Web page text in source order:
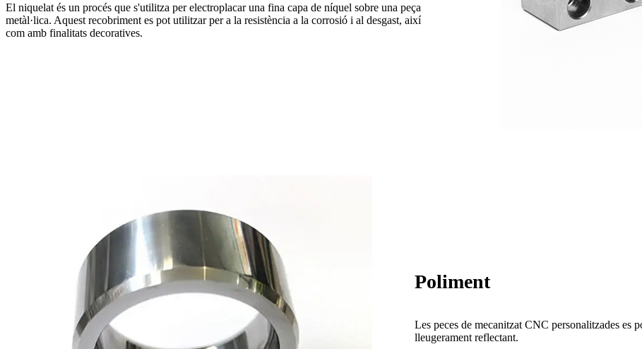
El niquelat és un procés que s'utilitza per electroplacar una fina capa de níquel sobre una peça
metàl·lica. Aquest recobriment es pot utilitzar per a la resistència a la corrosió i al desgast, així
com amb finalitats decoratives.
Poliment
Les peces de mecanitzat CNC personalitzades es
lleugerament reflectant.